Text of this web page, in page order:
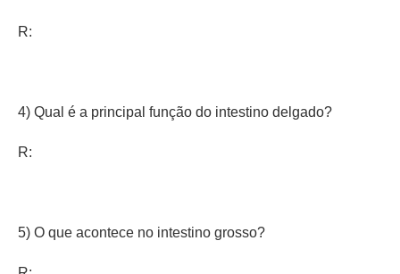
R:
4) Qual é a principal função do intestino delgado?
R:
5) O que acontece no intestino grosso?